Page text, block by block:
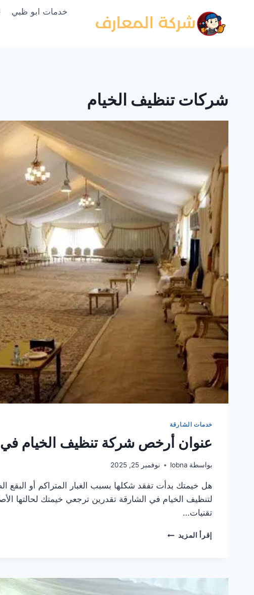
خدمات ابو ظبي
شركات تنظيف الخيام
خدمات الشارقة
عنوان أرخص شركة تنظيف الخيام في
بواسطة lobna نوفمبر 25, 2025
هل خيمتك بدأت تفقد شكلها بسبب الغبار المتراكم أو البقع
لتنظيف الخيام في الشارقة تقدرين ترجعي خيمتك لحالتها
تقنيات…
إقرأ المزيد عنوان